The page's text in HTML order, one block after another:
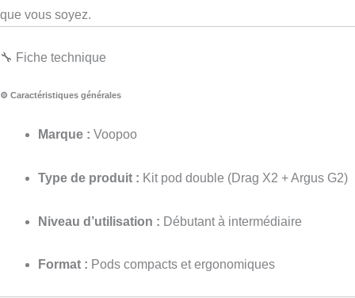
que vous soyez.
🔧 Fiche technique
⚙️ Caractéristiques générales
Marque : Voopoo
Type de produit : Kit pod double (Drag X2 + Argus G2)
Niveau d’utilisation : Débutant à intermédiaire
Format : Pods compacts et ergonomiques